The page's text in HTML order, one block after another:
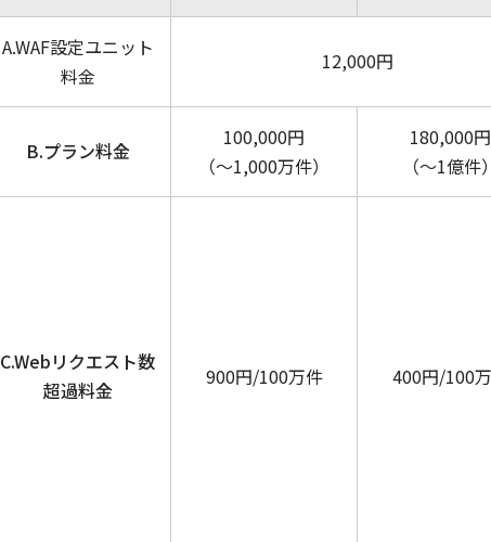
A.WAF設定ユニット
料金
12,000円
B.プラン料金
100,000円
（～1,000万件）
180,000円
（～1億件）
C.Webリクエスト数
超過料金
900円/100万件 400円/100